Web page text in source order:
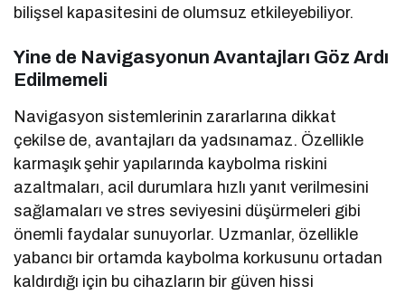
bilişsel kapasitesini de olumsuz etkileyebiliyor.
Yine de Navigasyonun Avantajları Göz Ardı
Edilmemeli
Navigasyon sistemlerinin zararlarına dikkat
çekilse de, avantajları da yadsınamaz. Özellikle
karmaşık şehir yapılarında kaybolma riskini
azaltmaları, acil durumlara hızlı yanıt verilmesini
sağlamaları ve stres seviyesini düşürmeleri gibi
önemli faydalar sunuyorlar. Uzmanlar, özellikle
yabancı bir ortamda kaybolma korkusunu ortadan
kaldırdığı için bu cihazların bir güven hissi